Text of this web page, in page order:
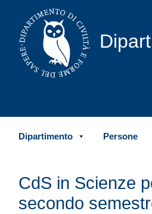
Vai al contenuto
Dipartimento Persone
CdS in Scienze
secondo